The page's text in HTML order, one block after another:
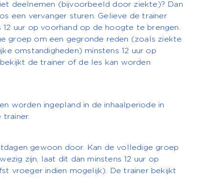
deelnemen (bijvoorbeeld door ziekte)? Dan
een vervanger sturen. Gelieve de trainer
12 uur op voorhand op de hoogte te brengen.
groep om een gegronde reden (zoals ziekte
omstandigheden) minstens 12 uur op
de trainer of de les kan worden
worden ingepland in de inhaalperiode in
trainer.
gewoon door. Kan de volledige groep
zijn, laat dit dan minstens 12 uur op
vroeger indien mogelijk). De trainer bekijkt